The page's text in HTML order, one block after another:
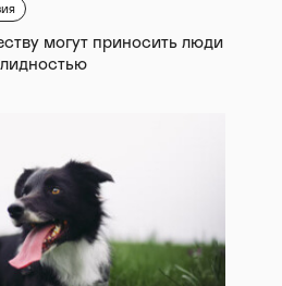
могут приносить люди